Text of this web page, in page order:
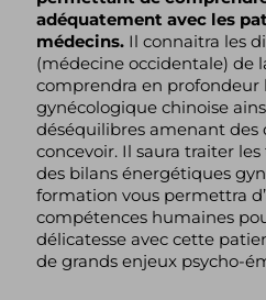
adéquatement avec les
médecins.Il connaitra les
(médecine occidentale) de
comprendra en profondeur
gynécologique chinoise
déséquilibres amenant des
concevoir. Il saura traiter
des bilans énergétiques
formation vous permettra
compétences humaines
délicatesse avec cette
de grands enjeux psycho-